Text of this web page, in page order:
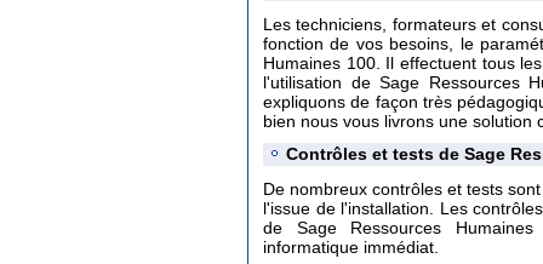
Les techniciens, formateurs et
fonction de vos besoins, le
Humaines 100. Il effectuent tous
l'utilisation de Sage Ressources
expliquons de façon très
bien nous vous livrons une solution
Contrôles et tests de Sage
De nombreux contrôles et tests
l'issue de l'installation. Les
de Sage Ressources
informatique immédiat.